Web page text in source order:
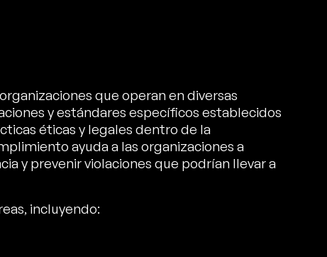
que operan en diversas
y estándares específicos establecidos
éticas y legales dentro de la
ayuda a las organizaciones a
y prevenir violaciones que podrían llevar a
incluyendo: